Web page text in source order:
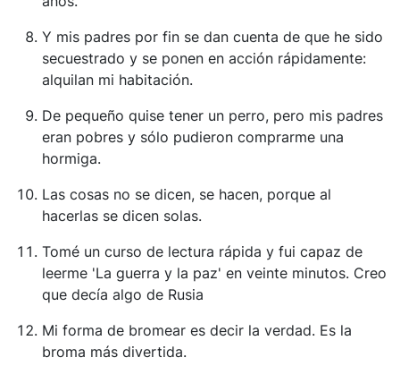
Y mis padres por fin se dan cuenta de que he sido
secuestrado y se ponen en acción rápidamente:
alquilan mi habitación.
De pequeño quise tener un perro, pero mis padres
eran pobres y sólo pudieron comprarme una
hormiga.
Las cosas no se dicen, se hacen, porque al
hacerlas se dicen solas.
Tomé un curso de lectura rápida y fui capaz de
leerme 'La guerra y la paz' en veinte minutos. Creo
que decía algo de Rusia
Mi forma de bromear es decir la verdad. Es la
broma más divertida.